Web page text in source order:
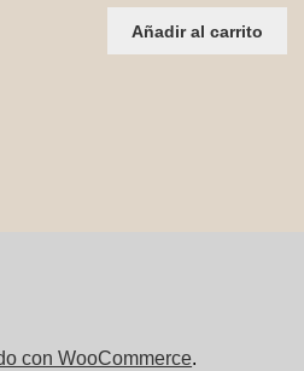
Añadir al carrito
con WooCommerce.